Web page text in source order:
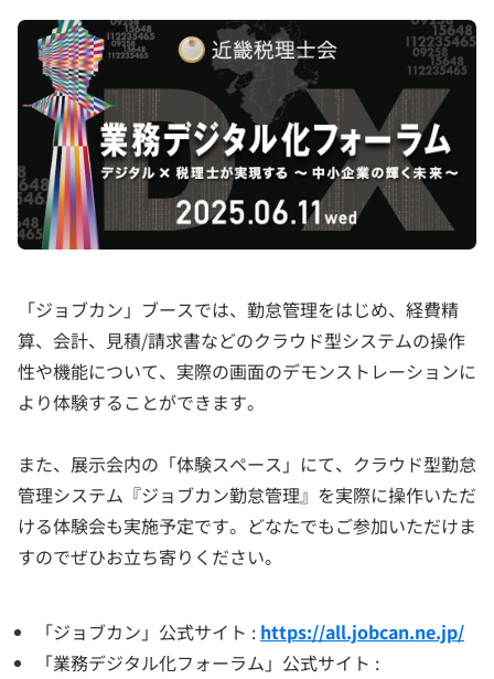
「ジョブカン」ブースでは、勤怠管理をはじめ、経費精
算、会計、見積/請求書などのクラウド型システムの操作
性や機能について、実際の画面のデモンストレーションに
より体験することができます。
また、展示会内の「体験スペース」にて、クラウド型勤怠
管理システム『ジョブカン勤怠管理』を実際に操作いただ
ける体験会も実施予定です。どなたでもご参加いただけま
すのでぜひお立ち寄りください。
「ジョブカン」公式サイト : https://all.jobcan.ne.jp/
「業務デジタル化フォーラム」公式サイト :